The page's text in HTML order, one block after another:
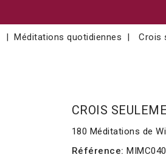
Méditations quotidiennes Crois
CROIS
180 Méditations de
Référence: MIMC040